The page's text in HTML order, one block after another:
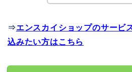
⇒エンスカイショップのサービ
込みたい方はこちら